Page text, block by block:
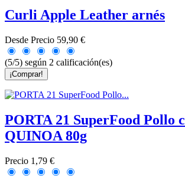
Curli Apple Leather arnés
Desde Precio 59,90 €
(5/5) según 2 calificación(es)
¡Comprar!
PORTA 21 SuperFood Pollo
QUINOA 80g
Precio 1,79 €